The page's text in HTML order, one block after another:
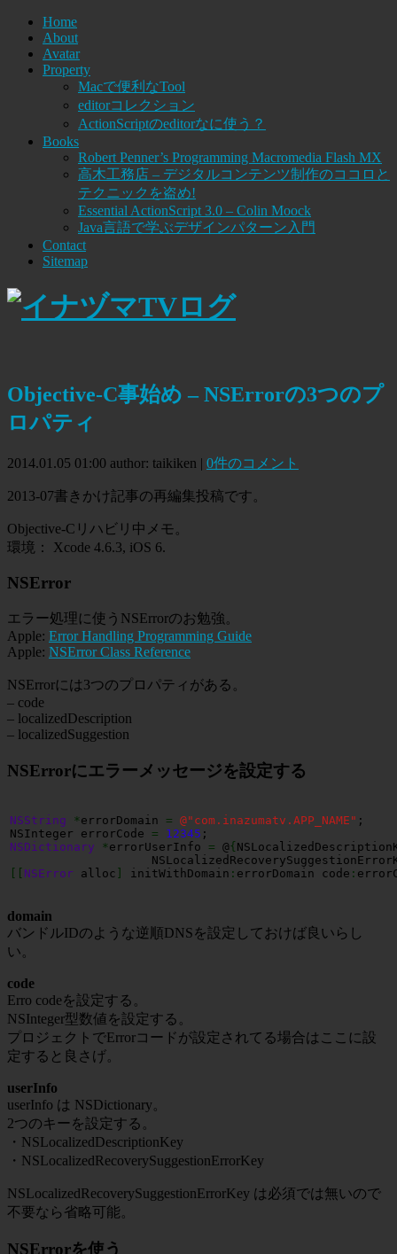
Home
About
Avatar
Property
Macで便利なTool
editorコレクション
ActionScriptのeditorなに使う？
Books
Robert Penner’s Programming Macromedia Flash MX
高木工務店 – デジタルコンテンツ制作のココロと
テクニックを盗め!
Essential ActionScript 3.0 – Colin Moock
Java言語で学ぶデザインパターン入門
Contact
Sitemap
Objective-C事始め – NSErrorの3つのプ
ロパティ
2014.01.05 01:00 author: taikiken | 0件のコメント
2013-07書きかけ記事の再編集投稿です。
Objective-Cリハビリ中メモ。
環境： Xcode 4.6.3, iOS 6.
NSError
エラー処理に使うNSErrorのお勉強。
Apple: Error Handling Programming Guide
Apple: NSError Class Reference
NSErrorには3つのプロパティがある。
– code
– localizedDescription
– localizedSuggestion
NSErrorにエラーメッセージを設定する
NSString *errorDomain = @"com.inazumatv.APP_NAME" ;
NSInteger errorCode = 12345
NSDictionary
*errorUserInfo = @{
[ [ NSError alloc ] initWithDomain : errorDomain code :
domain
バンドルIDのような逆順DNSを設定しておけば良いらし
い。
code
Erro codeを設定する。
NSInteger型数値を設定する。
プロジェクトでErrorコードが設定されてる場合はここに設
定すると良さげ。
userInfo
userInfo は NSDictionary。
2つのキーを設定する。
・NSLocalizedDescriptionKey
・NSLocalizedRecoverySuggestionErrorKey
NSLocalizedRecoverySuggestionErrorKey は必須では無いので
不要なら省略可能。
NSErrorを使う